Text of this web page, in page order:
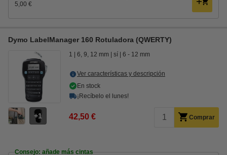
5,00 €
Dymo LabelManager 160 Rotuladora (QWERTY)
1
1 6, 9, 12 mm sí 6 - 12 mm
Ver características y descripción
En stock
¡Recíbelo el lunes!
42,50 € Comprar
Consejo: añade más cintas